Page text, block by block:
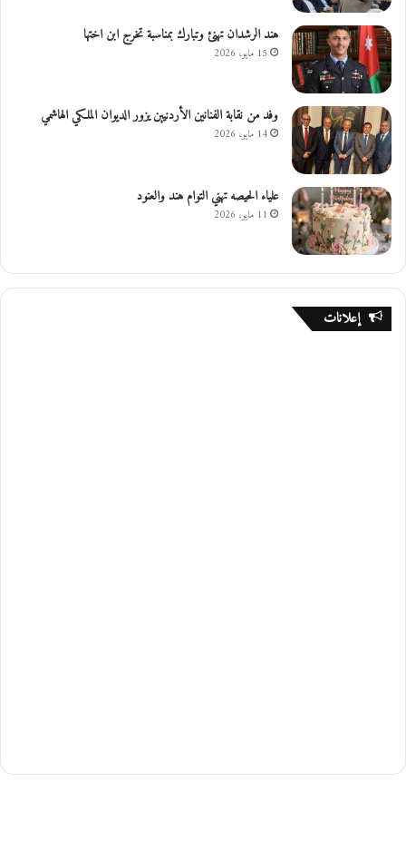
هند الرشدان تهنئ وتبارك بمناسبة تخرج ابن اختها
15 مايو، 2026
وفد من نقابة الفنانين الأردنيين يزور الديوان الملكي الهاشمي
14 مايو، 2026
علياء الحيصه تهني التوام هند والعنود
11 مايو، 2026
إعلانات